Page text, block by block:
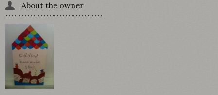
About the owner